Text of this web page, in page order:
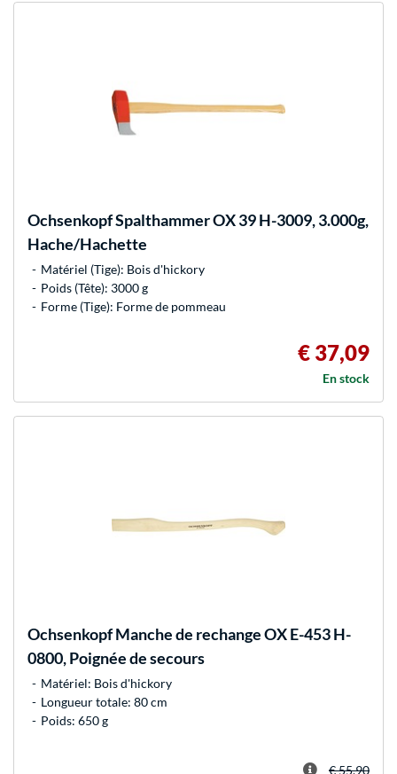
OchsenkopfSpalthammer OX 39 H-3009, 3.000g,
Hache/Hachette
Matériel (Tige): Bois d'hickory
Poids (Tête): 3000 g
Forme (Tige): Forme de pommeau
€ 37,09
En stock
OchsenkopfManche de rechange OX E-453 H-
0800, Poignée de secours
Matériel: Bois d'hickory
Longueur totale: 80 cm
Poids: 650 g
€ 55,90